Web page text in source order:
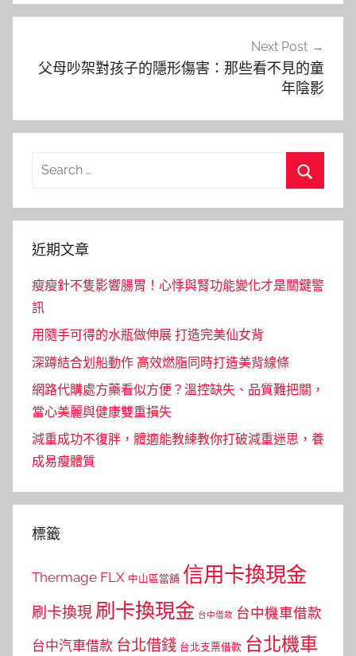
覽
Next Post
父母吵架對孩子的隱形傷害：那些看不見的童
年陰影
Search
近期文章
瘦瘦針不隻影響腸胃！心悸與腎功能變化才是關鍵警
訊
用隨手可得的水瓶做伸展 打造完美仙女背
深蹲結合划船動作 高效燃脂同時打造美背線條
網路代購處方藥看似方便？溫控缺失、品質難把關，
當心美麗與健康雙重損失
減重成功不復胖，體適能教練教你打破減重迷思，養
成易瘦體質
標籤
Thermage FLX 中山區當舖 信用卡換現金
刷卡換現 刷卡換現金 台中借款 台中機車借款
台中汽車借款 台北借錢 台北支票借款 台北機車